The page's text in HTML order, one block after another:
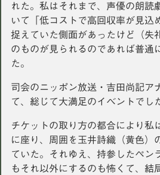
れた。私はそれまで、声優の朗読
いて「低コストで高回収率が見込
捉えていた側面があったけど（失
のものが見られるのであれば普通
た。
司会のニッポン放送・吉田尚記ア
て、総じて大満足のイベントでし
チケットの取り方の都合により私
に座り、周囲を玉井詩織（黄色）
ていた。それゆえ、持参したペン
もそれ以外にするのも怖くて、結